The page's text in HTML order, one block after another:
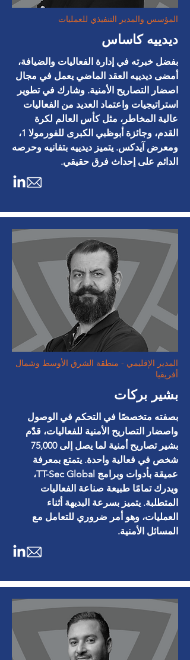
المؤسس والمدير التنفيذي للعمليات
ديدييه كاساس
بفضل خبرته في إدارة الفعاليات والضيافة،
أمضى ديدييه العقد الماضي يعمل في مجال
اصضار التصاريح الأمنية. وشارك في تطوير
استراتيجيات واعتماد العديد من الفعاليات
عالية المخاطر، مثل كأس العالم لكرة
القدم، وجائزة أبوظبي الكبرى للفورمولا 1،
ومعرض آيدكس. يتميز ديدييه بتفانيه وحرصه
الدائم على إحداث فرق حقيقي.
المدير الإقليمي - منطقة الشرق الأوسط وشمال
أفريقيا
بشير بركات
بصفته متخصصًا في التحكم في الوصول
واصضار التصاريح الأمنية للفعاليات، قدّم
بشير تصاريح أمنية لما يصل إلى 75,000
شخص في فعالية واحدة. يتمتع بمعرفة
عميقة بأدوات وبرامج TT-Sec Global،
ويدرك تمامًا طبيعة صناعة الفعاليات
المتطلبة. يتميز بسرعة البديهة أثناء
العمليات، وهو أمر ضروري للتعامل مع
المسائل الأمنية.